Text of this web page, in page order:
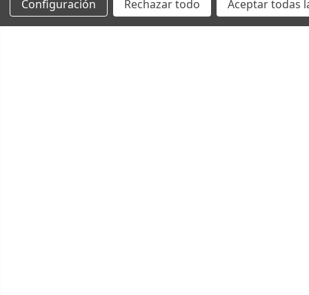
Configuración Rechazar todo Aceptar todas